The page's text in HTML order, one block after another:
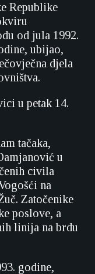
Republike
od jula 1992.
ubijao,
djela
u petak 14.
tačaka,
u
civila
na
Zatočenike
poslove, a
linija na brdu
godine,